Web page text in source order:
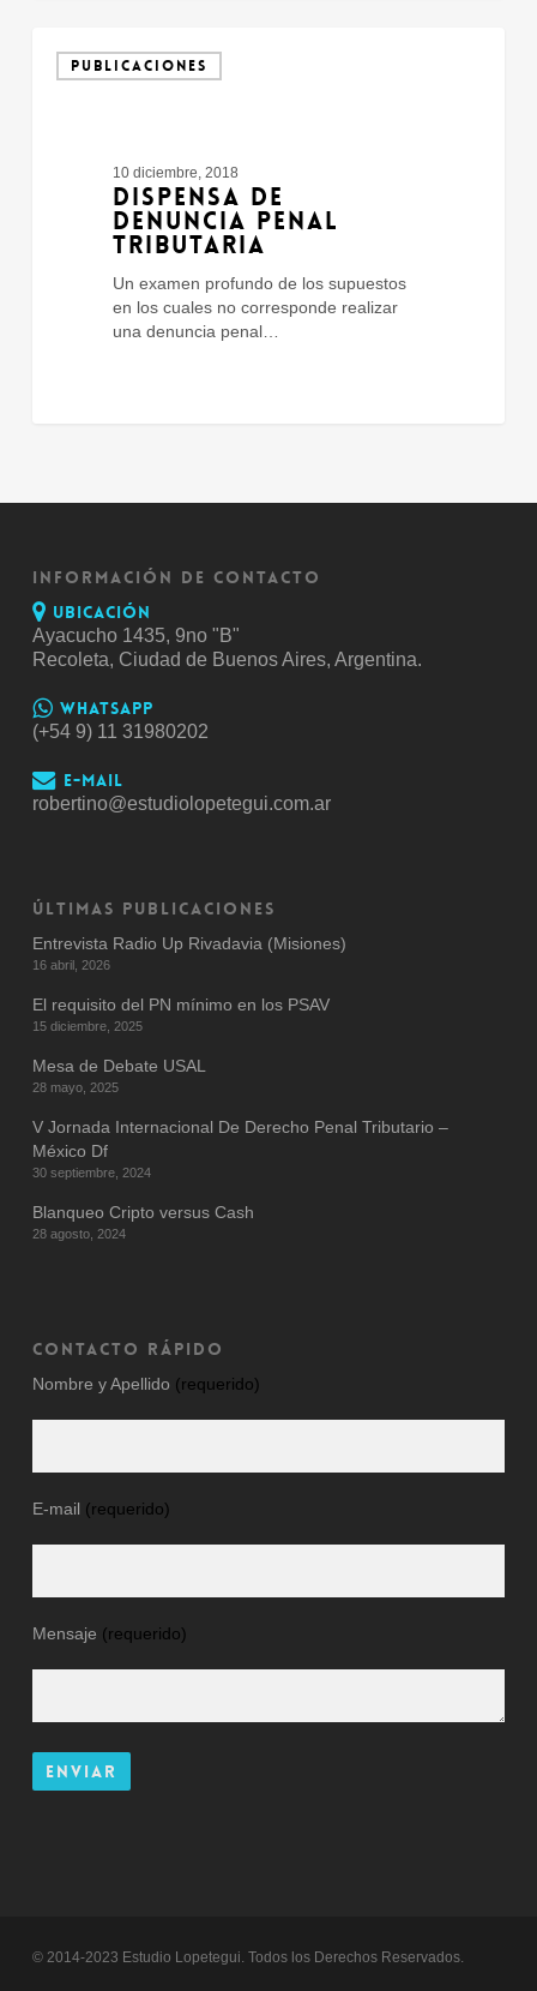
Denuncia
PUBLICACIONES
10 diciembre, 2018
DISPENSA DE
DENUNCIA PENAL
TRIBUTARIA
Un examen profundo de los supuestos
en los cuales no corresponde realizar
una denuncia penal…
INFORMACIÓN DE CONTACTO
Ubicación
Ayacucho 1435, 9no "B"
Recoleta, Ciudad de Buenos Aires, Argentina.
Whatsapp
(+54 9) 11 31980202
E-mail
robertino@estudiolopetegui.com.ar
ÚLTIMAS PUBLICACIONES
Entrevista Radio Up Rivadavia (Misiones)
16 abril, 2026
El requisito del PN mínimo en los PSAV
15 diciembre, 2025
Mesa de Debate USAL
28 mayo, 2025
V Jornada Internacional De Derecho Penal Tributario –
México Df
30 septiembre, 2024
Blanqueo Cripto versus Cash
28 agosto, 2024
CONTACTO RÁPIDO
Nombre y Apellido (requerido)
E-mail (requerido)
Mensaje (requerido)
© 2014-2023 Estudio Lopetegui. Todos los Derechos Reservados.